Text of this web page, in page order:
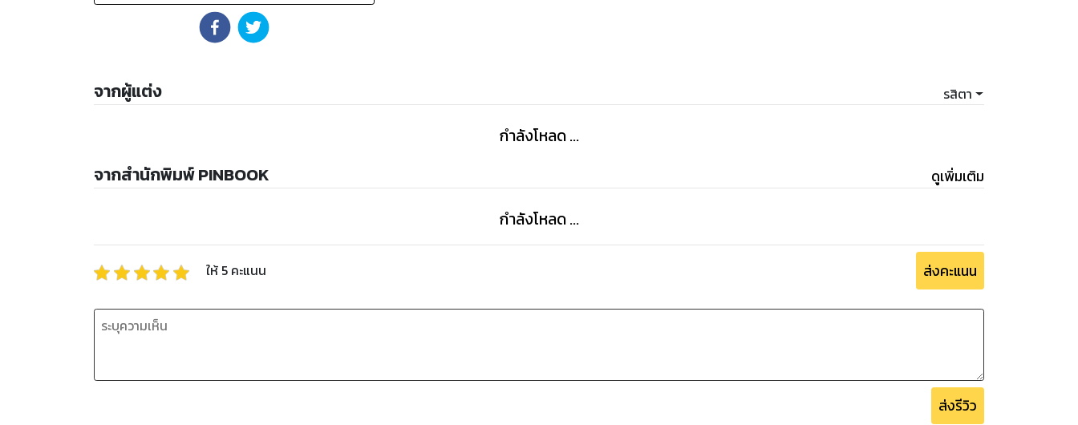
จากผู้แต่ง รสิตา
กำลังโหลด ...
จากสำนักพิมพ์ PINBOOK ดูเพิ่มเติม
กำลังโหลด ...
ให้ 5 คะแนน ส่งคะแนน
ส่งรีวิว